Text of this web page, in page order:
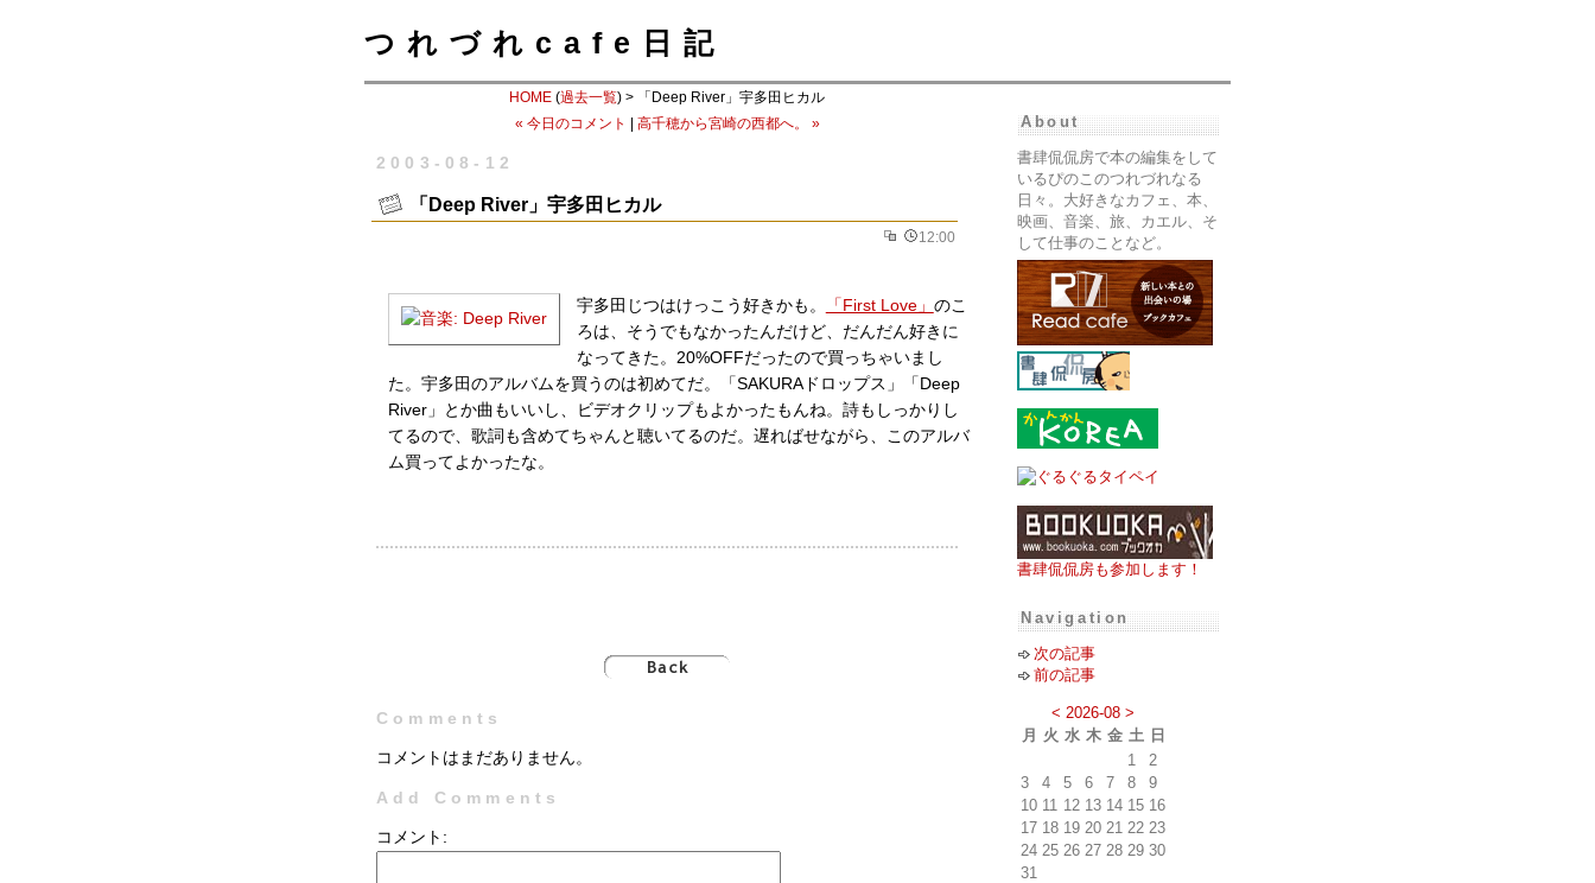
つれづれcafe日記
HOME (過去一覧) > 「Deep River」宇多田ヒカル
« 今日のコメント
高千穂から宮崎の西都へ。 »
2003-08-12
「Deep River」宇多田ヒカル
12:00
宇多田じつはけっこう好きかも。 「First Love」 のこ
ろは、そうでもなかったんだけど、だんだん好きに
なってきた。20%OFFだったので買っちゃいまし
た。宇多田のアルバムを買うのは初めてだ。「SAKURAドロップス」「Deep
River」とか曲もいいし、ビデオクリップもよかったもんね。詩もしっかりし
てるので、歌詞も含めてちゃんと聴いてるのだ。遅ればせながら、このアルバ
ム買ってよかったな。
Comments
コメントはまだありません。
Add Comments
コメント:
About
書肆侃侃房で本の編集をして
いるぴのこのつれづれなる
日々。大好きなカフェ、本、
映画、音楽、旅、カエル、そ
して仕事のことなど。
書肆侃侃房も参加します！
Navigation
次の記事
前の記事
< 2026-08 >
月
火 水 木 金 土 日
1
2
3
4 5 6 7 8
9
10 11 12 13 14 15 16
17 18 19 20 21 22 23
24 25 26 27 28 29 30
31